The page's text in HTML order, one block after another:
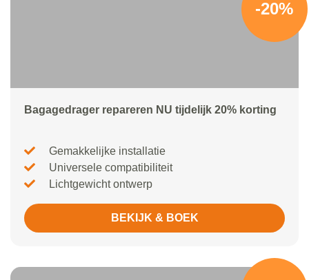
-20%
Bagagedrager repareren NU tijdelijk 20% korting
Gemakkelijke installatie
Universele compatibiliteit
Lichtgewicht ontwerp
BEKIJK & BOEK